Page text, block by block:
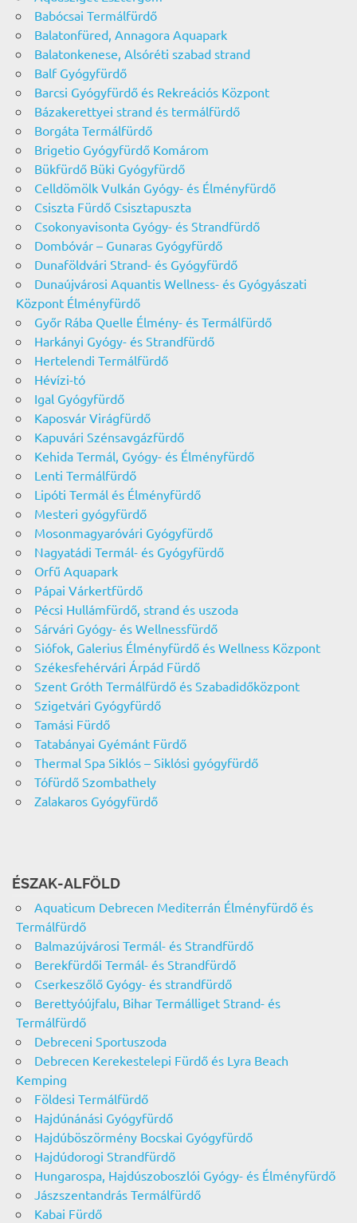
Babócsai Termálfürdő
Balatonfüred, Annagora Aquapark
Balatonkenese, Alsóréti szabad strand
Balf Gyógyfürdő
Barcsi Gyógyfürdő és Rekreációs Központ
Bázakerettyei strand és termálfürdő
Borgáta Termálfürdő
Brigetio Gyógyfürdő Komárom
Bükfürdő Büki Gyógyfürdő
Celldömölk Vulkán Gyógy- és Élményfürdő
Csiszta Fürdő Csisztapuszta
Csokonyavisonta Gyógy- és Strandfürdő
Dombóvár – Gunaras Gyógyfürdő
Dunaföldvári Strand- és Gyógyfürdő
Dunaújvárosi Aquantis Wellness- és Gyógyászati
Központ Élményfürdő
Győr Rába Quelle Élmény- és Termálfürdő
Harkányi Gyógy- és Strandfürdő
Hertelendi Termálfürdő
Hévízi-tó
Igal Gyógyfürdő
Kaposvár Virágfürdő
Kapuvári Szénsavgázfürdő
Kehida Termál, Gyógy- és Élményfürdő
Lenti Termálfürdő
Lipóti Termál és Élményfürdő
Mesteri gyógyfürdő
Mosonmagyaróvári Gyógyfürdő
Nagyatádi Termál- és Gyógyfürdő
Orfű Aquapark
Pápai Várkertfürdő
Pécsi Hullámfürdő, strand és uszoda
Sárvári Gyógy- és Wellnessfürdő
Siófok, Galerius Élményfürdő és Wellness Központ
Székesfehérvári Árpád Fürdő
Szent Gróth Termálfürdő és Szabadidőközpont
Szigetvári Gyógyfürdő
Tamási Fürdő
Tatabányai Gyémánt Fürdő
Thermal Spa Siklós – Siklósi gyógyfürdő
Tófürdő Szombathely
Zalakaros Gyógyfürdő
ÉSZAK-ALFÖLD
Aquaticum Debrecen Mediterrán Élményfürdő és
Termálfürdő
Balmazújvárosi Termál- és Strandfürdő
Berekfürdői Termál- és Strandfürdő
Cserkeszőlő Gyógy- és strandfürdő
Berettyóújfalu, Bihar Termálliget Strand- és
Termálfürdő
Debreceni Sportuszoda
Debrecen Kerekestelepi Fürdő és Lyra Beach
Kemping
Földesi Termálfürdő
Hajdúnánási Gyógyfürdő
Hajdúböszörmény Bocskai Gyógyfürdő
Hajdúdorogi Strandfürdő
Hungarospa, Hajdúszoboszlói Gyógy- és Élményfürdő
Jászszentandrás Termálfürdő
Kabai Fürdő